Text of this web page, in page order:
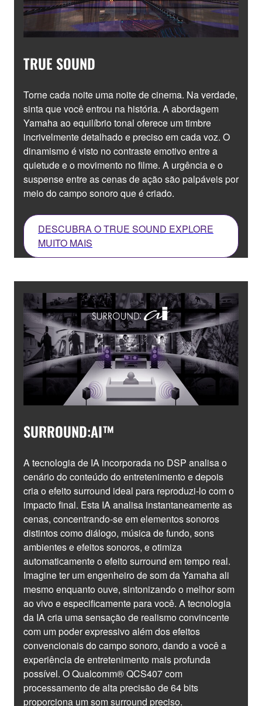
TRUE SOUND
Torne cada noite uma noite de cinema. Na verdade,
sinta que você entrou na história. A abordagem
Yamaha ao equilíbrio tonal oferece um timbre
incrivelmente detalhado e preciso em cada voz. O
dinamismo é visto no contraste emotivo entre a
quietude e o movimento no filme. A urgência e o
suspense entre as cenas de ação são palpáveis por
meio do campo sonoro que é criado.
DESCUBRA O TRUE SOUND EXPLORE
MUITO MAIS
SURROUND:AI™
A tecnologia de IA incorporada no DSP analisa o
cenário do conteúdo do entretenimento e depois
cria o efeito surround ideal para reproduzi-lo com o
impacto final. Esta IA analisa instantaneamente as
cenas, concentrando-se em elementos sonoros
distintos como diálogo, música de fundo, sons
ambientes e efeitos sonoros, e otimiza
automaticamente o efeito surround em tempo real.
Imagine ter um engenheiro de som da Yamaha ali
mesmo enquanto ouve, sintonizando o melhor som
ao vivo e especificamente para você. A tecnologia
da IA cria uma sensação de realismo convincente
com um poder expressivo além dos efeitos
convencionais do campo sonoro, dando a você a
experiência de entretenimento mais profunda
possível. O Qualcomm® QCS407 com
processamento de alta precisão de 64 bits
proporciona um som surround preciso.